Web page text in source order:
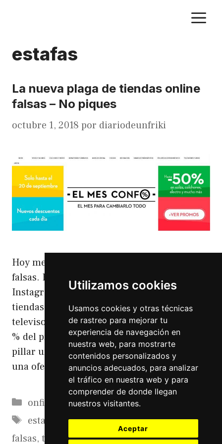
Utilizamos cookies
Usamos cookies y otras técnicas
de rastreo para mejorar tu
experiencia de navegación en
nuestra web, para mostrarte
contenidos personalizados y
anuncios adecuados, para analizar
el tráfico en nuestra web y para
comprender de donde llegan
nuestros visitantes.
Aceptar
estafas
La nueva plaga de tiendas online
falsas – No piques
octubre 1, 2018 por diariodeunfriki
Hoy me gustaría hablaros de tiendas online
falsas. El otro día me salió una publicidad en
Instagram que no pasaba desapercibida.
tiendas online falsas La oferta era un
televisor de muchas pulgadas curvo a un 40
% del precio de mercado normal. Quiero
pillar una tele (con 32 pulgadas me vale) y
una oferta …Leer más
Categorías
onfire
Etiquetas
estafas tiendas online,tiendas online
falsas, timos